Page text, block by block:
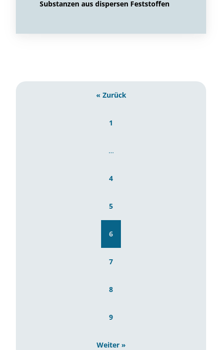
Substanzen aus dispersen Feststoffen
« Zurück
1
…
4
5
6
7
8
9
Weiter »